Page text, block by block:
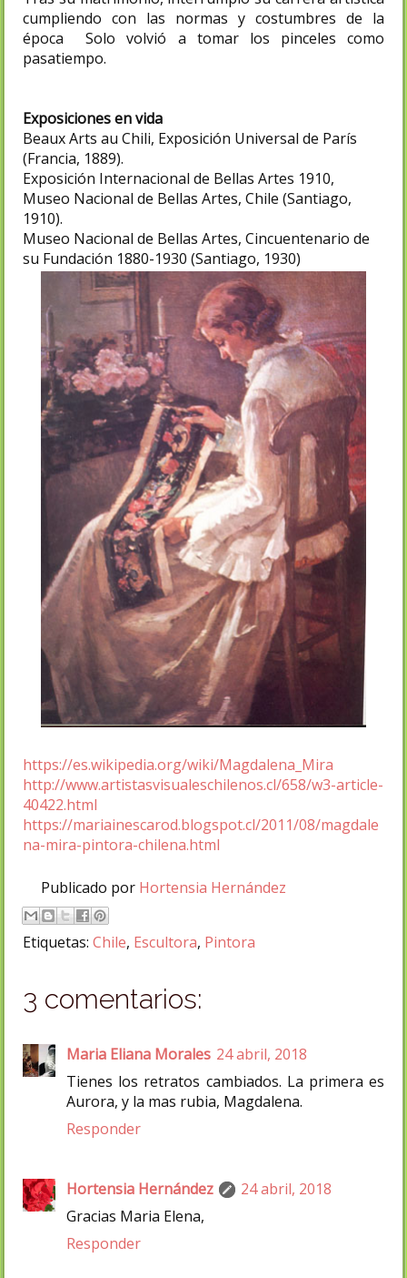
cumpliendo con las normas y costumbres de la
época Solo volvió a tomar los pinceles como
pasatiempo.
Exposiciones en vida
Beaux Arts au Chili, Exposición Universal de París
(Francia, 1889).
Exposición Internacional de Bellas Artes 1910,
Museo Nacional de Bellas Artes, Chile (Santiago,
1910).
Museo Nacional de Bellas Artes, Cincuentenario de
su Fundación 1880-1930 (Santiago, 1930)
https://es.wikipedia.org/wiki/Magdalena_Mira
http://www.artistasvisualeschilenos.cl/658/w3-article-
40422.html
https://mariainescarod.blogspot.cl/2011/08/magdale
na-mira-pintora-chilena.html
Publicado por Hortensia Hernández
Etiquetas: Chile, Escultora, Pintora
3 comentarios:
Maria Eliana Morales 24 abril, 2018
Tienes los retratos cambiados. La primera es
Aurora, y la mas rubia, Magdalena.
Responder
Hortensia Hernández
24 abril, 2018
Gracias Maria Elena,
Responder